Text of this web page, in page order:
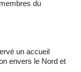
du
un accueil
envers le Nord et